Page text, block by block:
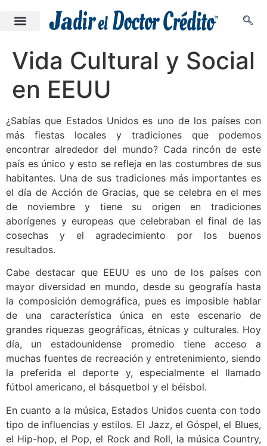
Vida Cultural y Social
en EEUU
¿Sabías que Estados Unidos es uno de los países con
más fiestas locales y tradiciones que podemos
encontrar alrededor del mundo? Cada rincón de este
país es único y esto se refleja en las costumbres de sus
habitantes. Una de sus tradiciones más importantes es
el día de Acción de Gracias, que se celebra en el mes
de noviembre y tiene su origen en tradiciones
aborígenes y europeas que celebraban el final de las
cosechas y el agradecimiento por los buenos
resultados.
Cabe destacar que EEUU es uno de los países con
mayor diversidad en mundo, desde su geografía hasta
la composición demográfica, pues es imposible hablar
de una característica única en este escenario de
grandes riquezas geográficas, étnicas y culturales. Hoy
día, un estadounidense promedio tiene acceso a
muchas fuentes de recreación y entretenimiento, siendo
la preferida el deporte y, especialmente el llamado
fútbol americano, el básquetbol y el béisbol.
En cuanto a la música, Estados Unidos cuenta con todo
tipo de influencias y estilos. El Jazz, el Góspel, el Blues,
el Hip-hop, el Pop, el Rock and Roll, la música Country,